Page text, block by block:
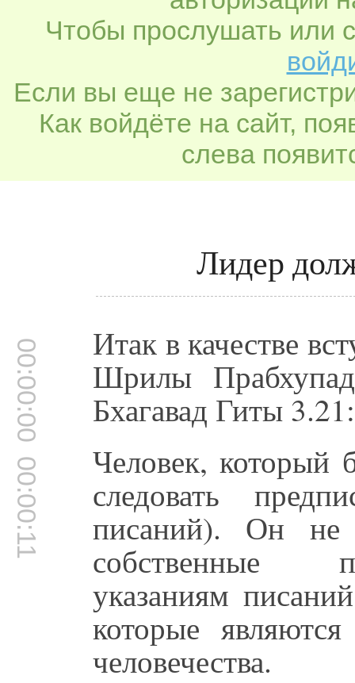
Чтобы прослушать или
Если вы еще не
Как войдёте на сайт,
слева
Лидер
00:00:00 Итак в качестве
Шрилы
Бхагавад Гиты 3.21:
00:00:11 Человек, который
следовать
писаний). Он не
собственные
указаниям
которые
человечества.